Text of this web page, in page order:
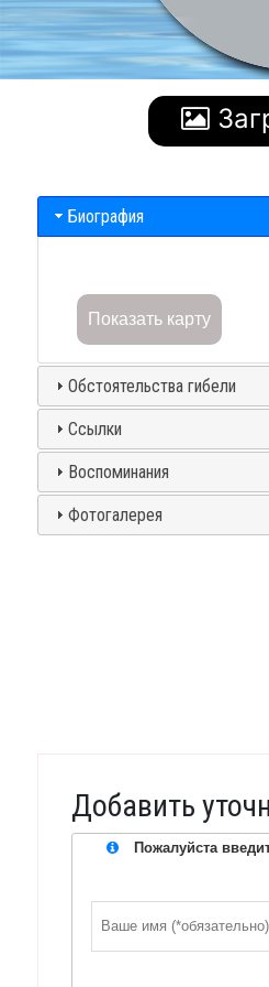
Биография
Показать карту
Обстоятельства гибели
Ссылки
Воспоминания
Фотогалерея
Добавить
Пожалуйста